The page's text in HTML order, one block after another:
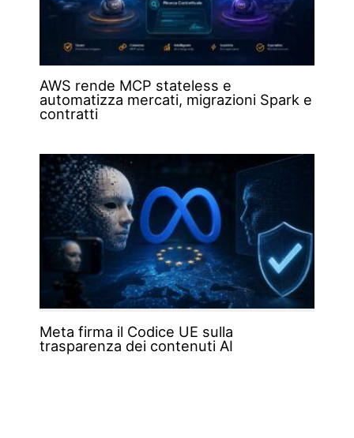
AWS rende MCP stateless e
automatizza mercati, migrazioni Spark e
contratti
Meta firma il Codice UE sulla
trasparenza dei contenuti AI